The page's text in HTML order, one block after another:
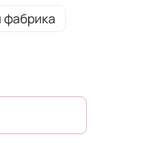
фабрика